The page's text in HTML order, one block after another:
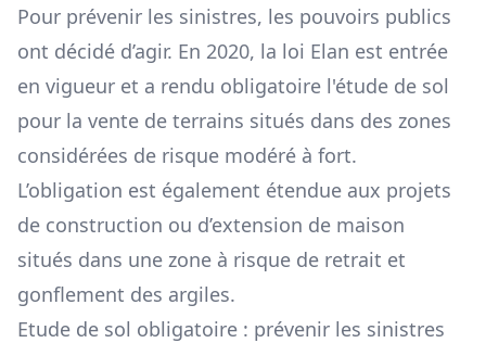
Pour prévenir les sinistres, les pouvoirs publics
ont décidé d’agir. En 2020, la loi Elan est entrée
en vigueur et a rendu obligatoire l'étude de sol
pour la vente de terrains situés dans des zones
considérées de risque modéré à fort.
L’obligation est également étendue aux projets
de construction ou d’extension de maison
situés dans une zone à risque de retrait et
gonflement des argiles.
Etude de sol obligatoire : prévenir les sinistres